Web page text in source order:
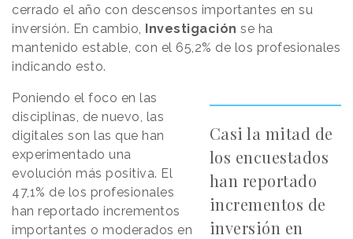
cerrado el año con descensos importantes en su
inversión. En cambio, Investigación se ha
mantenido estable, con el 65,2% de los profesionales
indicando esto.
Casi la mitad de
los encuestados
han reportado
incrementos de
inversión en
Poniendo el foco en las
disciplinas, de nuevo, las
digitales son las que han
experimentado una
evolución más positiva. El
47,1% de los profesionales
han reportado incrementos
importantes o moderados en